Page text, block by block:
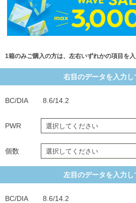
1箱のみご購入の方は、左右いずれかの項目を
右目のデータを入力し
BC/DIA 8.6/14.2
PWR
個数
左目のデータを入力し
BC/DIA 8.6/14.2